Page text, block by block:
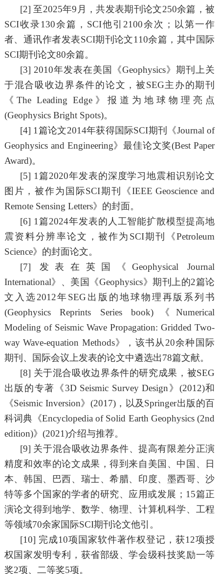
[2]至2025年9月，共发表期刊论文250余篇，被
SCI收录130余篇， SCI他引2100余次；以第一作
者、通讯作者发表SCI期刊 论文110余篇，其中国际
SCI期刊论文80余篇。
[3] 2010年发表在美国《Geophysics》期刊上关
于混合吸收边界条件的论文，被SEG主办的期刊
《 The Leading Edge》报道为地球物理亮点
(Geophysics Bright Spots)。
[4] 1 篇论文2014年获得国际SCI期刊《Journal of
Geophysics and Engineering》最佳论文奖(Best Paper
Award)。
[5] 1篇2020年发表的深度学习地震相识别论文
图片，被作为国际SCI期刊《IEEE Geoscience and
Remote Sensing Letters》的封面。
[6] 1篇2024年发表的人工智能扩散模型提高地
震资料分辨率论文，被作为 SCI期刊《Petroleum
Science》的封面论文。
[7] 发表在英国《GeophysicalJournal
International》、美国《Geophysics》期刊上的2篇论
文入选2012年SEG 出版的地球物理 再版系列书
(Geophysics Reprints Series book)《Numerical
Modeling of Seismic Wave Propagation: Gridded Two-
way Wave-equation Methods》，该书从 20余种国际
期刊、国际会议上发表的论文中遴选出78篇文献。
[8] 关于混合吸收边界条件的研究成果，被SEG
出版的专著《3D Seismic Survey Design》 (2012)和
《Seismic Inversion》 (2017)，以及Springer出版的百
科词典《Encyclopedia of Solid Earth Geophysics (2nd
edition)》 (2021)介绍与推荐。
[9] 关于混合吸收边界条件、提高有限差分正演
精度和效率的论文成果，得到来自美国、中国、日
本、韩国、巴西、瑞士、希腊、印度、墨西哥、沙
特等多个国家的学者的研究、应用或发展； 15篇正
演论文得到地学、数学、物理、计算机科学、工程
等领域70余家国际SCI期刊论文他引。
[10] 完成10项国家软件著作权登记，获12项授
权国家发明专利，获省部级、学会级科技奖励一等
奖2项、二等奖5项。